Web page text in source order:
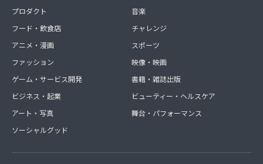
プロダクト
フード・飲食店
アニメ・漫画
ファッション
ゲーム・サービス開発
ビジネス・起業
アート・写真
ソーシャルグッド
音楽
チャレンジ
スポーツ
映像・映画
書籍・雑誌出版
ビューティー・ヘルスケア
舞台・パフォーマンス